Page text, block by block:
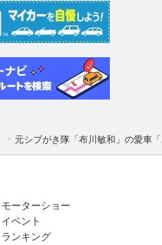
元シブがき隊「布川敏和」の愛車
モーターショー
イベント
ランキング